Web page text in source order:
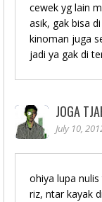
cewek yg lain
asik, gak bisa
kinoman juga
jadi ya gak di
JOGA
July 10,
ohiya lupa
riz, ntar kayak